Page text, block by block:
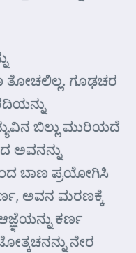
ತೋಚಲಿಲ್ಲ. ಗೂಢಚರ
ಬಿಲ್ಲು ಮುರಿಯದೆ
ಅವನನ್ನು
ಬಾಣ ಪ್ರಯೋಗಿಸಿ
ಅವನ ಮರಣಕ್ಕೆ
ಕರ್ಣ
ನೇರ